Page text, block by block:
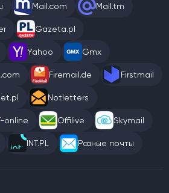
Mail.com Mail.tm
Gazeta.pl
Yahoo Gmx
Firemail.de Firstmail
Notletters
online Offilive Skymail
INT.PL Разные почты